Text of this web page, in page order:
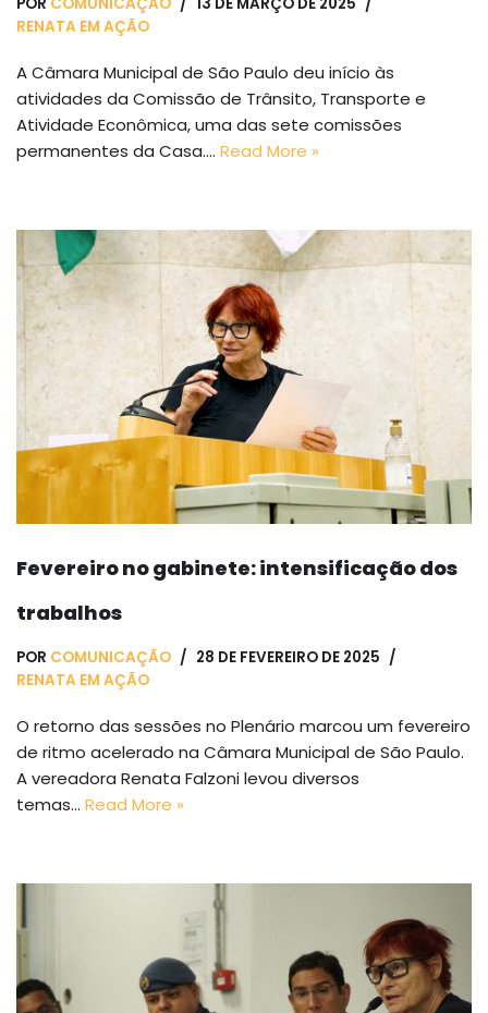
RENATA EM AÇÃO
A Câmara Municipal de São Paulo deu início às
atividades da Comissão de Trânsito, Transporte e
Atividade Econômica, uma das sete comissões
permanentes da Casa.… Read More »
Fevereiro no gabinete: intensificação dos
trabalhos
POR COMUNICAÇÃO
28 DE FEVEREIRO DE 2025
RENATA EM AÇÃO
O retorno das sessões no Plenário marcou um fevereiro
de ritmo acelerado na Câmara Municipal de São Paulo.
A vereadora Renata Falzoni levou diversos
temas… Read More »